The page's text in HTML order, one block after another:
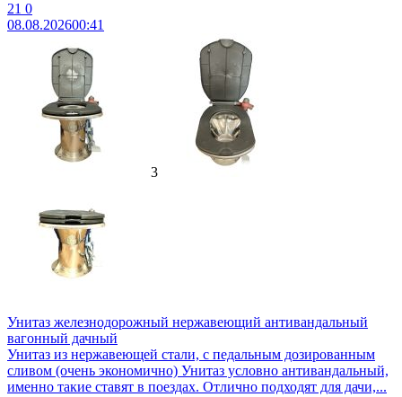
21 0
08.08.202600:41
3
Унитаз железнодорожный нержавеющий антивандальный
вагонный дачный
Унитаз из нержавеющей стали, с педальным дозированным
сливом (очень экономично) Унитаз условно антивандальный,
именно такие ставят в поездах. Отлично подходят для дачи,...